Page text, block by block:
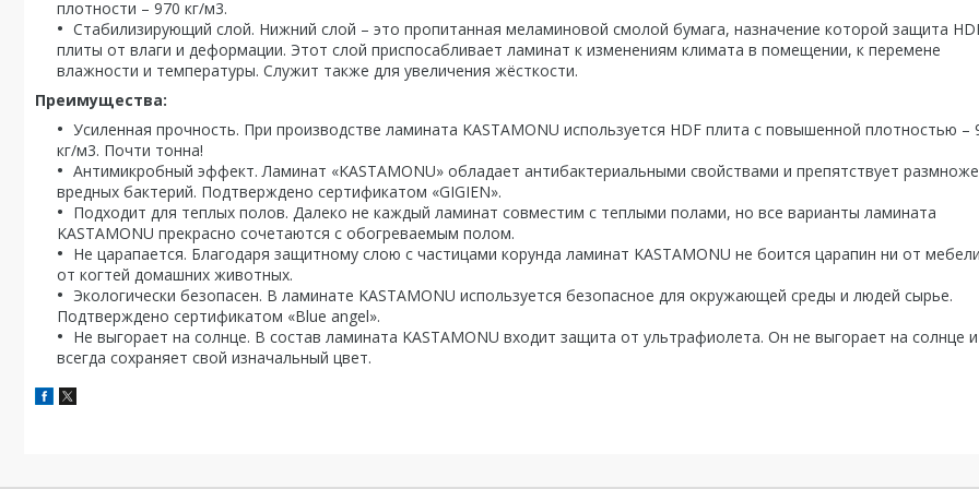
плотности – 970 кг/м3.
Стабилизирующий слой. Нижний слой – это пропитанная меламиновой смолой бумага, назначение которой защита
плиты от влаги и деформации. Этот слой приспосабливает ламинат к изменениям климата в помещении, к перемене
влажности и температуры. Служит также для увеличения жёсткости.
Преимущества:
Усиленная прочность. При производстве ламината KASTAMONU используется HDF плита с повышенной плотностью –
кг/м3. Почти тонна!
Антимикробный эффект. Ламинат «KASTAMONU» обладает антибактериальными свойствами и препятствует
вредных бактерий. Подтверждено сертификатом «GIGIEN».
Подходит для теплых полов. Далеко не каждый ламинат совместим с теплыми полами, но все варианты ламината
KASTAMONU прекрасно сочетаются с обогреваемым полом.
Не царапается. Благодаря защитному слою с частицами корунда ламинат KASTAMONU не боится царапин ни от
от когтей домашних животных.
Экологически безопасен. В ламинате KASTAMONU используется безопасное для окружающей среды и людей сырье.
Подтверждено сертификатом «Blue angel».
Не выгорает на солнце. В состав ламината KASTAMONU входит защита от ультрафиолета. Он не выгорает на солнце и
всегда сохраняет свой изначальный цвет.